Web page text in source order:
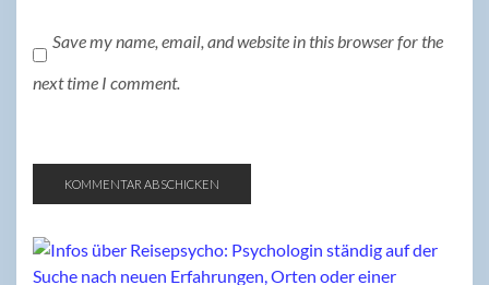
Save my name, email, and website in this browser for the
next time I comment.